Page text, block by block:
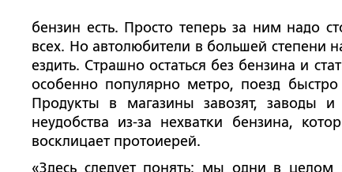
бензин есть. Просто теперь за ним надо
всех. Но автолюбители в большей степени
ездить. Страшно остаться без бензина и
особенно популярно метро, поезд
Продукты в магазины завозят, заводы
неудобства из-за нехватки бензина,
восклицает протоиерей.
«Здесь следует понять: мы одни в